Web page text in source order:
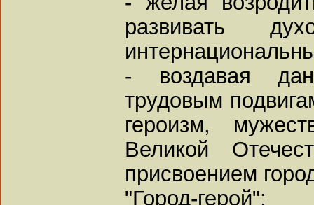
развивать
- воздавая
трудовым
героизм,
Великой
присвоением
"Город-герой";